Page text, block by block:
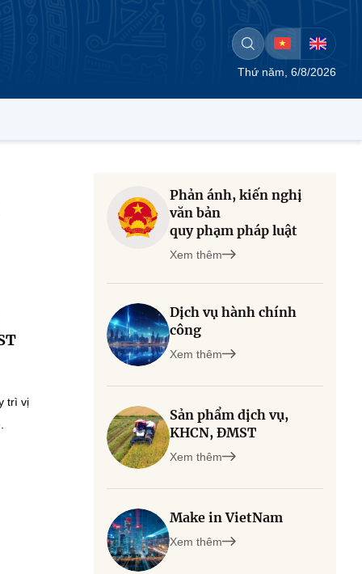
Thứ năm, 6/8/2026
trì vị
Phản ánh, kiến nghị
văn bản
quy phạm pháp luật
Xem thêm
Dịch vụ hành chính
công
Xem thêm
Sản phẩm dịch vụ,
KHCN, ĐMST
Xem thêm
Make in VietNam
Xem thêm